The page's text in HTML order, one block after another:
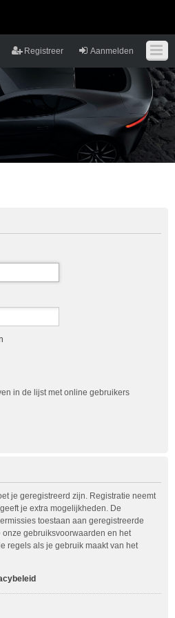
Aanmelden
Registreer
in de lijst met online gebruikers
je geregistreerd zijn. Registratie neemt
je extra mogelijkheden. De
toestaan aan geregistreerde
gebruiksvoorwaarden en het
regels als je gebruik maakt van het